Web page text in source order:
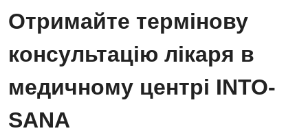
Енциклопедія
Програма лояльності
Діагностичне відділення
Ендоскопічне відділення
Інструментальна діагностика
Відділ госпіталізації
Відділення невідкладних станів
Відділення інтенсивної терапії
Гінекологічне відділення
Отримайте термінову
консультацію лікаря в
медичному центрі INTO-
SANA